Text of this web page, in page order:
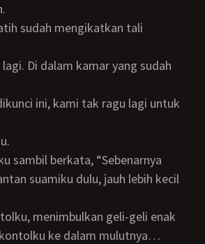
suamiku dulu, jauh lebih kecil
ke dalam mulutnya…